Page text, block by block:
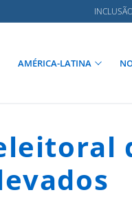
AMÉRICA-LATINA